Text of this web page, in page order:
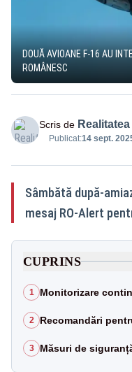
DOUĂ AVIOANE F-16 AU
ROMÂNESC
Scris de
Publicat:14 sept.
Sâmbătă după-
mesaj RO-Alert
CUPRINS
1 Monitorizare
2 Recomandări
3 Măsuri de